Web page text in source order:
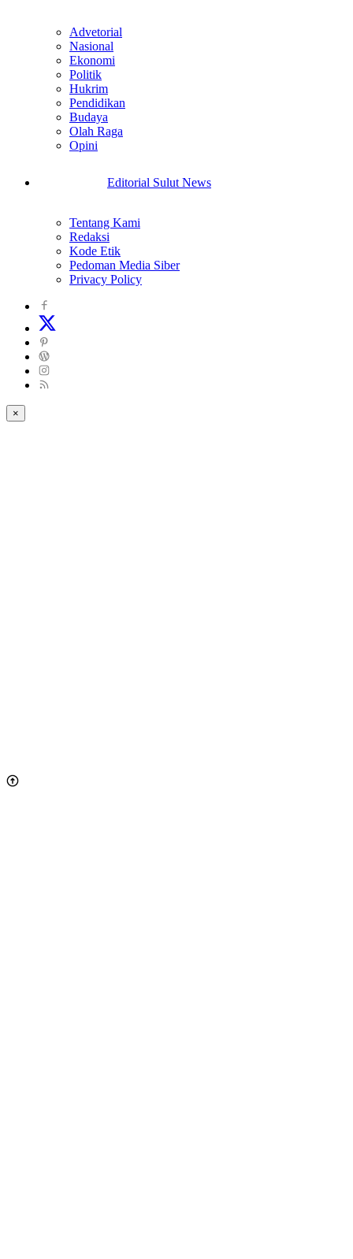
Advetorial
Nasional
Ekonomi
Politik
Hukrim
Pendidikan
Budaya
Olah Raga
Opini
Editorial Sulut News
Tentang Kami
Redaksi
Kode Etik
Pedoman Media Siber
Privacy Policy
×